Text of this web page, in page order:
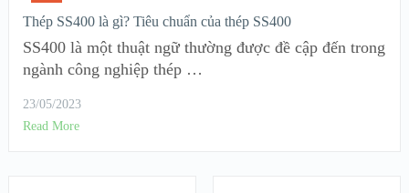
Thép SS400 là gì? Tiêu chuẩn của thép SS400
SS400 là một thuật ngữ thường được đề cập đến trong
ngành công nghiệp thép …
23/05/2023
Read More